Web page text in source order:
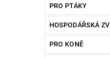
PRO PTÁKY
HOSPODÁŘSKÁ
PRO KONĚ